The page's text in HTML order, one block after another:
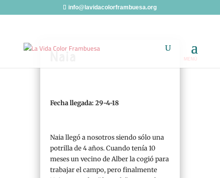
info@lavidacolorframbuesa.org
Fecha llegada: 29-4-18
Naia llegó a nosotros siendo sólo una
potrilla de 4 años. Cuando tenía 10
meses un vecino de Alber la cogió para
trabajar el campo, pero finalmente